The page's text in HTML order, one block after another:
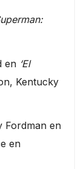
en ‘El
Kentucky
Fordman en
en